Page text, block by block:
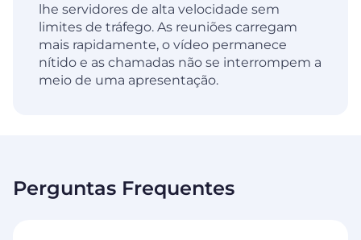
lhe servidores de alta velocidade sem
limites de tráfego. As reuniões carregam
mais rapidamente, o vídeo permanece
nítido e as chamadas não se interrompem a
meio de uma apresentação.
Perguntas Frequentes